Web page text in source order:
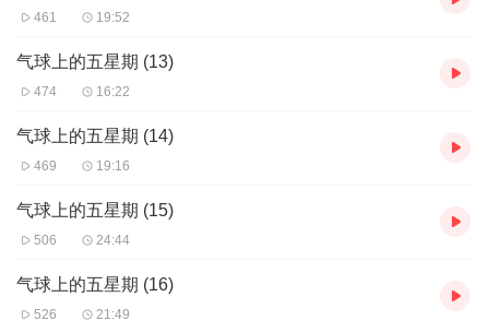
461 19:52
气球上的五星期 (13)
474 16:22
气球上的五星期 (14)
469 19:16
气球上的五星期 (15)
506 24:44
气球上的五星期 (16)
526 21:49